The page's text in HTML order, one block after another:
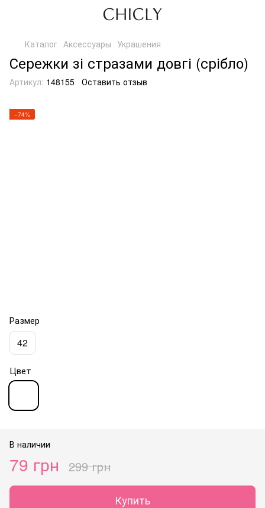
Каталог Аксессуары Украшения
Сережки зі стразами довгі (срібло)
Артикул: 148155 Оставить отзыв
−74%
Размер
42
Цвет
В наличии
79 грн 299 грн
Купить